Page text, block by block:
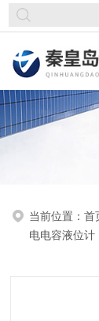
当前位置：首
电电容液位计